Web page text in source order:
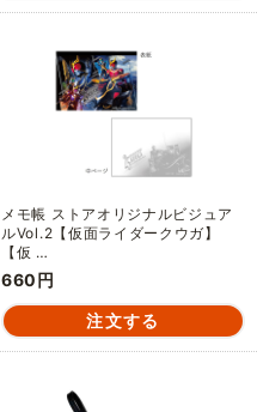
メモ帳 ストアオリジナルビジュア
ルVol.2【仮面ライダークウガ】
【仮 …
660円